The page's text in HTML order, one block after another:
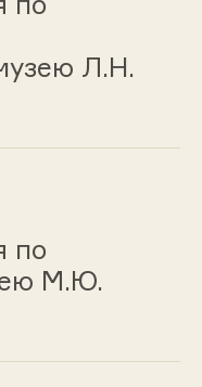
Л.Н.
по
М.Ю.